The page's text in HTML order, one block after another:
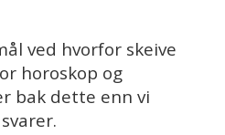
ved hvorfor skeive
horoskop og
bak dette enn vi